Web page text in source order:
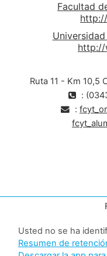
Facultad
http://
Ruta 11 - Km 10,5
:
:
Usted no se ha
Resumen de